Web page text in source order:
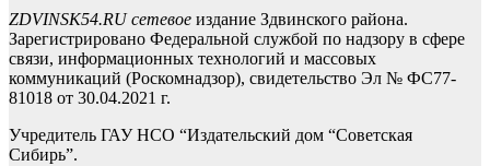
ZDVINSK54.RU сетевое издание Здвинского района.
Зарегистрировано Федеральной службой по надзору в сфере
связи, информационных технологий и массовых
коммуникаций (Роскомнадзор), свидетельство Эл № ФС77-
81018 от 30.04.2021 г.
Учредитель ГАУ НСО “Издательский дом “Советская
Сибирь”.